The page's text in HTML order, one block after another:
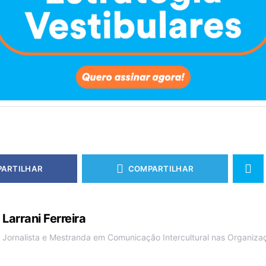
COMPARTILHAR
Larrani Ferreira
Jornalista e Mestranda em Comunicação Intercultural nas